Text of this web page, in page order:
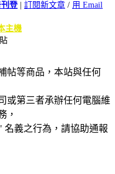
登| 訂閱新文章 / 用 Email
主機
帖等商品，本站與任何
或第三者承辦任何電腦維
，
義之行為，請協助通報